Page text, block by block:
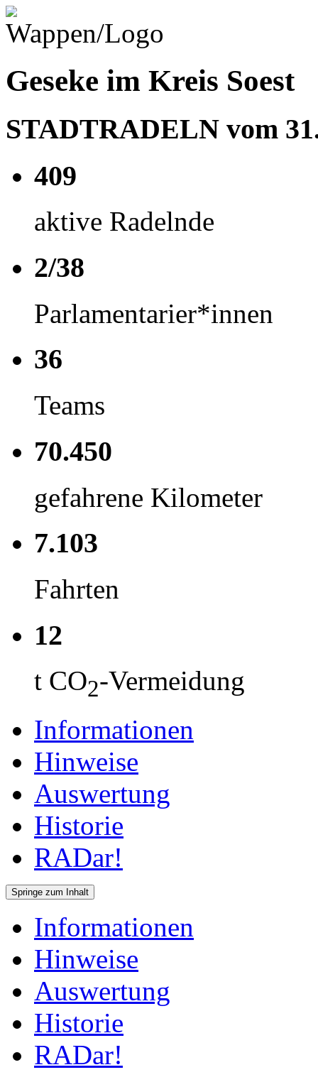
Geseke im Kreis Soest
STADTRADELN vom
409
aktive Radelnde
2/38
Parlamentarier*innen
36
Teams
70.450
gefahrene Kilometer
7.103
Fahrten
12
t CO2-Vermeidung
Informationen
Hinweise
Auswertung
Historie
RADar!
Springe zum Inhalt
Informationen
Hinweise
Auswertung
Historie
RADar!